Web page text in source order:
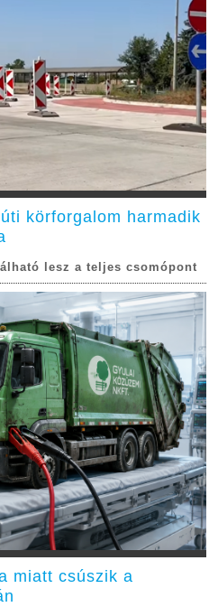
körforgalom harmadik
lesz a teljes csomópont
miatt csúszik a